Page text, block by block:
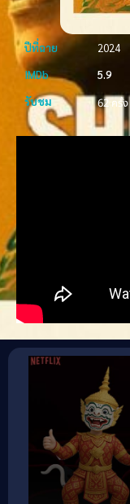
ปีที่ฉาย 2024
IMDb
5.9
รับชม
62 ครั้ง